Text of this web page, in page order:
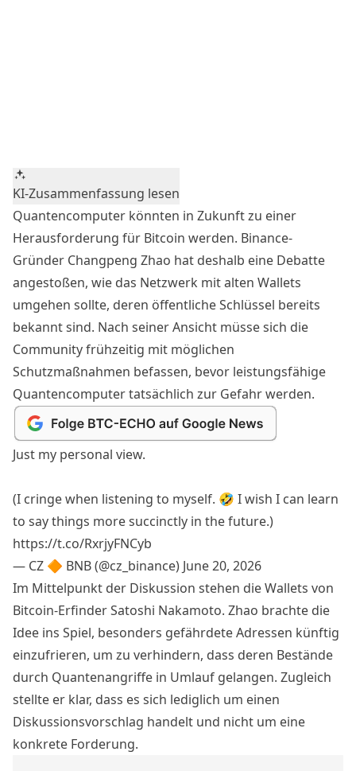
KI-Zusammenfassung lesen
Quantencomputer könnten in Zukunft zu einer
Herausforderung für Bitcoin werden. Binance-
Gründer Changpeng Zhao hat deshalb eine Debatte
angestoßen, wie das Netzwerk mit alten Wallets
umgehen sollte, deren öffentliche Schlüssel bereits
bekannt sind. Nach seiner Ansicht müsse sich die
Community frühzeitig mit möglichen
Schutzmaßnahmen befassen, bevor leistungsfähige
Quantencomputer tatsächlich zur Gefahr werden.
Just my personal view.
(I cringe when listening to myself. 🤣 I wish I can learn
to say things more succinctly in the future.)
https://t.co/RxrjyFNCyb
— CZ 🔶 BNB (@cz_binance) June 20, 2026
Im Mittelpunkt der Diskussion stehen die Wallets von
Bitcoin-Erfinder Satoshi Nakamoto. Zhao brachte die
Idee ins Spiel, besonders gefährdete Adressen künftig
einzufrieren, um zu verhindern, dass deren Bestände
durch Quantenangriffe in Umlauf gelangen. Zugleich
stellte er klar, dass es sich lediglich um einen
Diskussionsvorschlag handelt und nicht um eine
konkrete Forderung.